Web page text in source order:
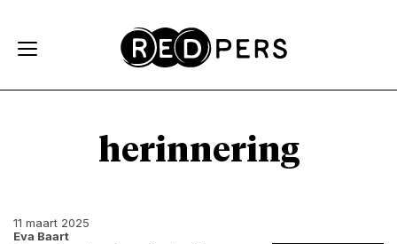
herinnering
11 maart 2025
Eva Baart